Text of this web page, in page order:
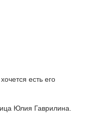
есть его
Юлия Гаврилина.